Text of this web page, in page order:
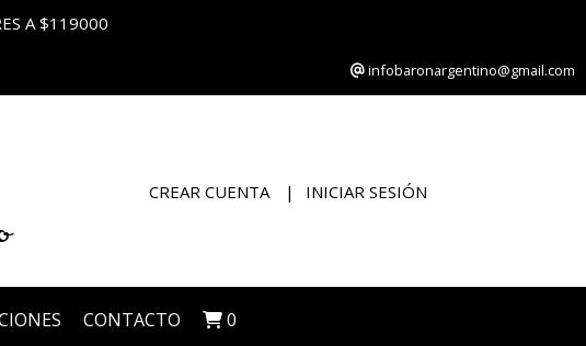
A $119000
infobaronargentino@gmail.com
CREAR CUENTA INICIAR SESIÓN
CONTACTO 0